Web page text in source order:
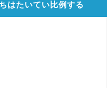
はたいてい比例する